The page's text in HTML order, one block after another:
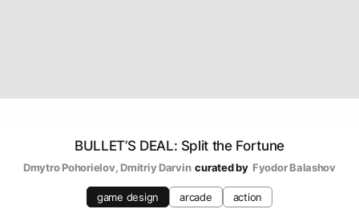
BULLET’S DEAL: Split the Fortune
Dmytro Pohorielov, Dmitriy Darvin curated by Fyodor Balashov
game design arcade action